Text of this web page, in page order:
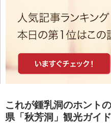
これが鍾乳洞のホント
県「秋芳洞」観光ガイド